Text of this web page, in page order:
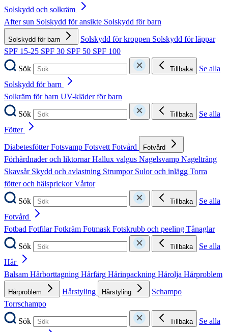
Solskydd och solkräm
After sun Solskydd för ansikte Solskydd för barn
Solskydd för barn Solskydd för kroppen Solskydd för läppar
SPF 15-25 SPF 30 SPF 50 SPF 100
Sök
Tillbaka
Se alla
Solskydd för barn
Solkräm för barn UV-kläder för barn
Sök
Tillbaka
Se alla
Fötter
DiabetesfötterFotsvamp FotsvettFotvård Fotvård
Förhårdnader och liktornarHallux valgus Nagelsvamp Nageltrång
Skavsår Skydd och avlastning Strumpor Sulor och inlägg Torra
fötter och hälsprickorVårtor
Sök
Tillbaka
Se alla
Fotvård
Fotbad FotfilarFotkräm Fotmask Fotskrubb och peeling Tånaglar
Sök
Tillbaka
Se alla
Hår
Balsam Hårborttagning Hårfärg Hårinpackning Hårolja Hårproblem
Hårproblem Hårstyling Hårstyling
Schampo
Torrschampo
Sök
Tillbaka
Se alla